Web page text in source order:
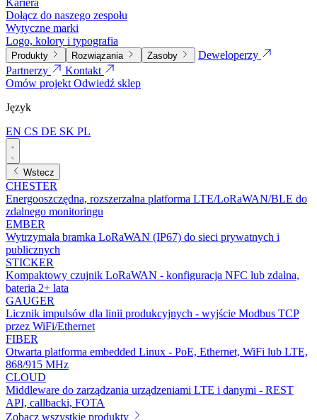
Kariera
Dołącz do naszego zespołu
Wytyczne marki
Logo, kolory i typografia
Produkty Rozwiązania Zasoby
Deweloperzy
Partnerzy
Kontakt
Omów projektOdwiedź sklep
Język
EN CS DE SK PL
Wstecz
CHESTER
Energooszczędna, rozszerzalna platforma LTE/LoRaWAN/BLE do
zdalnego monitoringu
EMBER
Wytrzymała bramka LoRaWAN (IP67) do sieci prywatnych i
publicznych
STICKER
Kompaktowy czujnik LoRaWAN - konfiguracja NFC lub zdalna,
bateria 2+ lata
GAUGER
Licznik impulsów dla linii produkcyjnych - wyjście Modbus TCP
przez WiFi/Ethernet
FIBER
Otwarta platforma embedded Linux - PoE, Ethernet, WiFi lub LTE,
868/915 MHz
CLOUD
Middleware do zarządzania urządzeniami LTE i danymi - REST
API, callbacki, FOTA
Zobacz wszystkie produkty